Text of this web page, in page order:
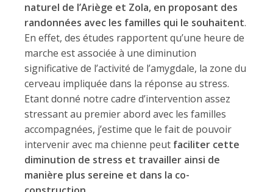
naturel de l’Ariège et Zola, en proposant des
randonnées avec les familles qui le souhaitent.
En effet, des études rapportent qu’une heure de
marche est associée à une diminution
significative de l’activité de l’amygdale, la zone du
cerveau impliquée dans la réponse au stress.
Etant donné notre cadre d’intervention assez
stressant au premier abord avec les familles
accompagnées, j’estime que le fait de pouvoir
intervenir avec ma chienne peut faciliter cette
diminution de stress et travailler ainsi de
manière plus sereine et dans la co-